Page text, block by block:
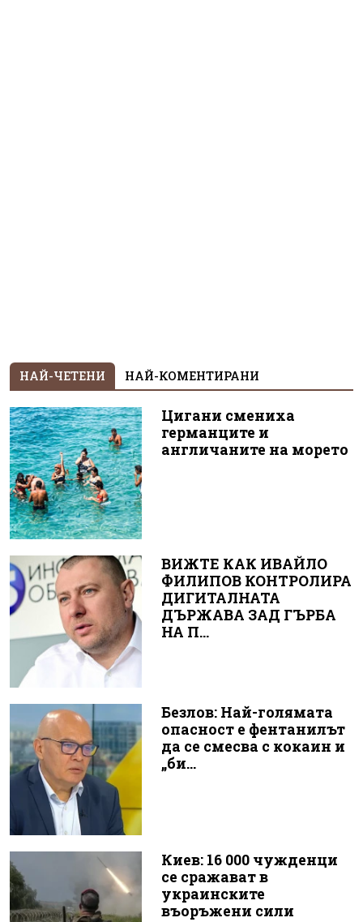
НАЙ-ЧЕТЕНИ НАЙ-КОМЕНТИРАНИ
Цигани смениха
германците и
англичаните на морето
ВИЖТЕ КАК ИВАЙЛО
ФИЛИПОВ КОНТРОЛИРА
ДИГИТАЛНАТА
ДЪРЖАВА ЗАД ГЪРБА
НА П...
Безлов: Най-голямата
опасност е фентанилът
да се смесва с кокаин и
„би...
Киев: 16 000 чужденци
се сражават в
украинските
въоръжени сили